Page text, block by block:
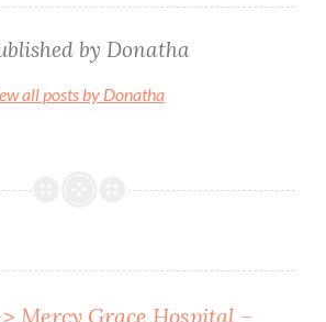
by Donatha
all posts by Donatha
Mercy Grace Hospital –